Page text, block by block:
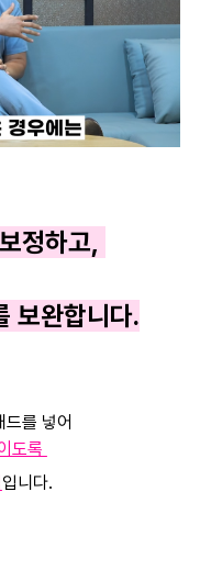
정하고,
보완합니다.
를 넣어
도록
입니다.